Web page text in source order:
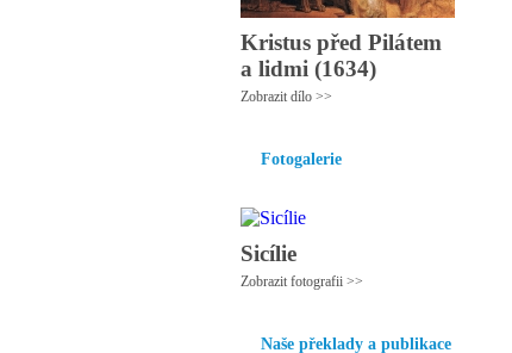
Kristus před Pilátem
a lidmi (1634)
Zobrazit dílo >>
Fotogalerie
Sicílie
Zobrazit fotografii >>
Naše překlady a publikace